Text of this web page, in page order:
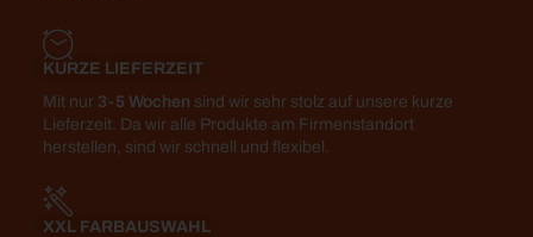
KURZE LIEFERZEIT
Mit nur 3-5 Wochen sind wir sehr stolz auf unsere kurze
Lieferzeit. Da wir alle Produkte am Firmenstandort
herstellen, sind wir schnell und flexibel.
XXL FARBAUSWAHL